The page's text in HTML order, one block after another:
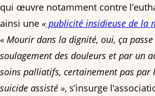
qui œuvre notamment contre
ainsi une « publicité insidieuse de la
« Mourir dans la dignité, oui, ça
soulagement des douleurs et par un
soins palliatifs, certainement pas par
suicide assisté », s’insurge